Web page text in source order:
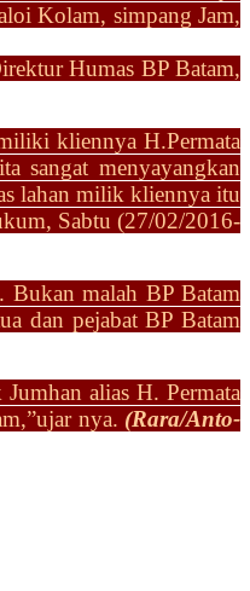
Kolam, simpang Jam,
Humas BP Batam,
kliennya H.Permata
sangatmenyayangkan
lahan milik kliennya itu
Sabtu (27/02/2016-
Bukan malah BP Batam
dan pejabat BP Batam
alias H. Permata
nya. (Rara/Anto-